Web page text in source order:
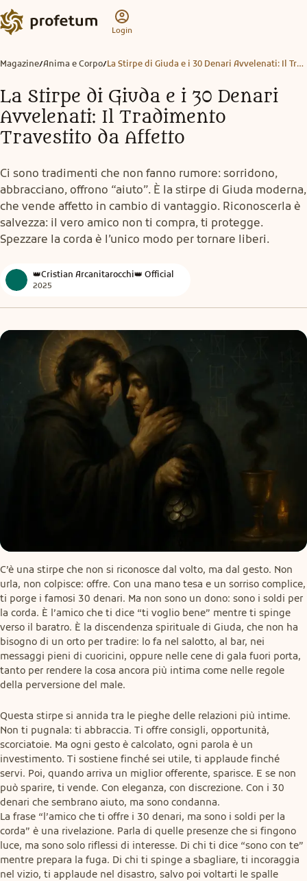
Login
Magazine/Anima e Corpo/ La Stirpe di Giuda e i 30 Denari Avvelenati: Il Tradimento Travestito da Affetto
La Stirpe di Giuda e i 30 Denari
Avvelenati: Il Tradimento
Travestito da Affetto
Ci sono tradimenti che non fanno rumore: sorridono,
abbracciano, offrono “aiuto”. È la stirpe di Giuda moderna,
che vende affetto in cambio di vantaggio. Riconoscerla è
salvezza: il vero amico non ti compra, ti protegge.
Spezzare la corda è l’unico modo per tornare liberi.
👑Cristian Arcanitarocchi👑 Official
2025
C’è una stirpe che non si riconosce dal volto, ma dal gesto. Non
urla, non colpisce: offre. Con una mano tesa e un sorriso complice,
ti porge i famosi 30 denari. Ma non sono un dono: sono i soldi per
la corda. È l’amico che ti dice “ti voglio bene” mentre ti spinge
verso il baratro. È la discendenza spirituale di Giuda, che non ha
bisogno di un orto per tradire: lo fa nel salotto, al bar, nei
messaggi pieni di cuoricini, oppure nelle cene di gala fuori porta,
tanto per rendere la cosa ancora più intima come nelle regole
della perversione del male.
Questa stirpe si annida tra le pieghe delle relazioni più intime.
Non ti pugnala: ti abbraccia. Ti offre consigli, opportunità,
scorciatoie. Ma ogni gesto è calcolato, ogni parola è un
investimento. Ti sostiene finché sei utile, ti applaude finché
servi. Poi, quando arriva un miglior offerente, sparisce. E se non
può sparire, ti vende. Con eleganza, con discrezione. Con i 30
denari che sembrano aiuto, ma sono condanna.
La frase “l’amico che ti offre i 30 denari, ma sono i soldi per la
corda” è una rivelazione. Parla di quelle presenze che si fingono
luce, ma sono solo riflessi di interesse. Di chi ti dice “sono con te”
mentre prepara la fuga. Di chi ti spinge a sbagliare, ti incoraggia
nel vizio, ti applaude nel disastro, salvo poi voltarti le spalle